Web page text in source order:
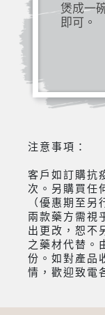
煲成一
即可。
注意事項：
客戶如訂購抗
次。另購買任
（優惠期至另
兩款藥方需視
出更改，恕不
之藥材代替。
份。如對產品
情，歡迎致電